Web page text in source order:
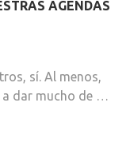
AGENDAS
sí. Al menos,
a dar mucho de …